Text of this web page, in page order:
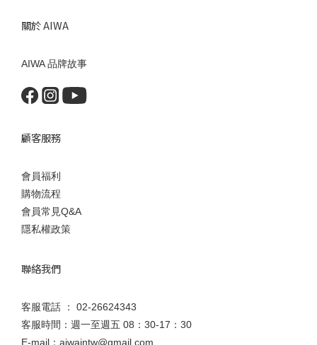
關於 AIWA
AIWA 品牌故事
顧客服務
會員福利
購物流程
會員常見Q&A
隱私權政策
聯絡我們
客服電話 ： 02-26624343
客服時間：週一至週五 08：30-17：30
E-mail：aiwaintw@gmail.com